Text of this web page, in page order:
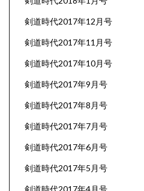
剣道時代2017年12月号
剣道時代2017年11月号
剣道時代2017年10月号
剣道時代2017年9月号
剣道時代2017年8月号
剣道時代2017年7月号
剣道時代2017年6月号
剣道時代2017年5月号
剣道時代2017年4月号